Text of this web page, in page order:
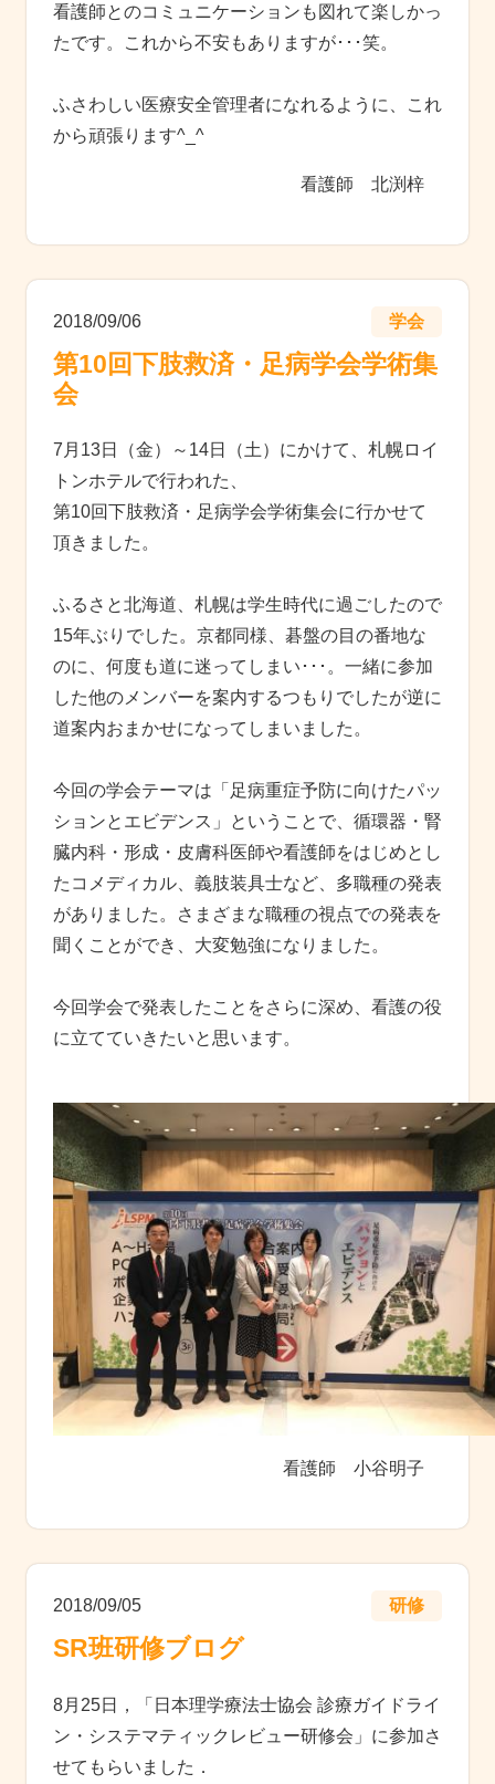
看護師とのコミュニケーションも図れて楽しかっ
たです。これから不安もありますが･･･笑。
ふさわしい医療安全管理者になれるように、これ
から頑張ります^_^
看護師 北渕梓
学会
2018/09/06
第10回下肢救済・足病学会学術集
会
7月13日（金）～14日（土）にかけて、札幌ロイ
トンホテルで行われた、
第10回下肢救済・足病学会学術集会に行かせて
頂きました。
ふるさと北海道、札幌は学生時代に過ごしたので
15年ぶりでした。京都同様、碁盤の目の番地な
のに、何度も道に迷ってしまい･･･。一緒に参加
した他のメンバーを案内するつもりでしたが逆に
道案内おまかせになってしまいました。
今回の学会テーマは「足病重症予防に向けたパッ
ションとエビデンス」ということで、循環器・腎
臓内科・形成・皮膚科医師や看護師をはじめとし
たコメディカル、義肢装具士など、多職種の発表
がありました。さまざまな職種の視点での発表を
聞くことができ、大変勉強になりました。
今回学会で発表したことをさらに深め、看護の役
に立てていきたいと思います。
看護師 小谷明子
研修
2018/09/05
SR班研修ブログ
8月25日，「日本理学療法士協会 診療ガイドライ
ン・システマティックレビュー研修会」に参加さ
せてもらいました．